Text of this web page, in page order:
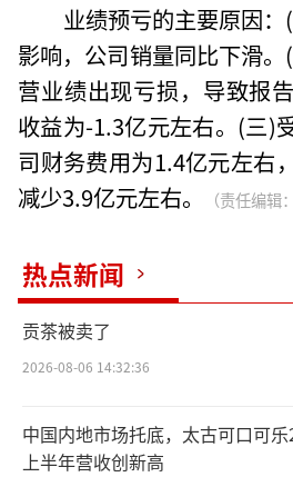
业绩预亏的主要原因
影响，公司销量同比下滑
营业绩出现亏损，导致报
收益为-1.3亿元左右。(三)
司财务费用为1.4亿元左右
减少3.9亿元左右。
（责任编辑
热点新闻
贡茶被卖了
2026-08-06 14:32:36
中国内地市场托底，太古可口可
上半年营收创新高